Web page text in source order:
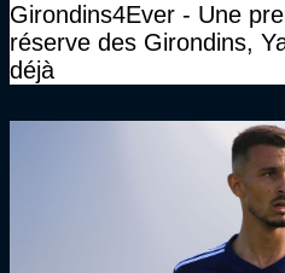
Girondins4Ever - Une
réserve des Girondins,
déjà